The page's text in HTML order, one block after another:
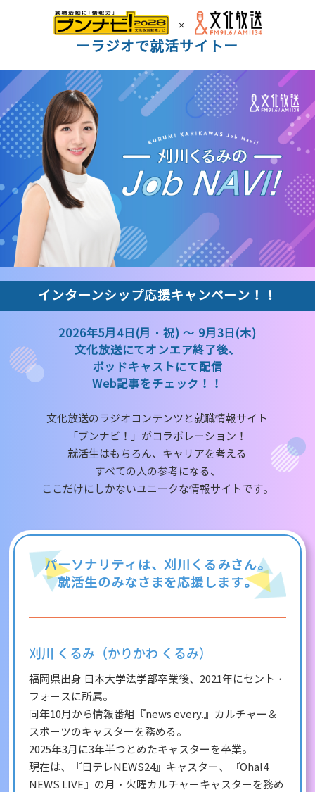
ーラジオで就活サイトー
インターンシップ応援キャンペーン！！
2026年5月4日(月・祝) ～ 9月3日(木)
文化放送にてオンエア終了後、
ポッドキャストにて配信
Web記事をチェック！！
文化放送のラジオコンテンツと就職情報サイト
「ブンナビ！」がコラボレーション！
就活生はもちろん、キャリアを考える
すべての人の参考になる、
ここだけにしかないユニークな情報サイトです。
パーソナリティは、刈川くるみさん。
就活生のみなさまを応援します。
刈川 くるみ（かりかわ くるみ）
福岡県出身 日本大学法学部卒業後、2021年にセント・
フォースに所属。
同年10月から情報番組『news every.』カルチャー＆
スポーツのキャスターを務める。
2025年3月に3年半つとめたキャスターを卒業。
現在は、『日テレNEWS24』キャスター、『Oha!4
NEWS LIVE』の月・火曜カルチャーキャスターを務め